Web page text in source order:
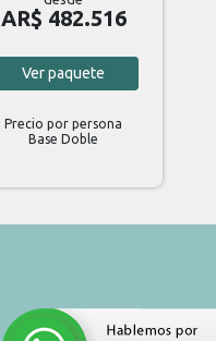
AR$ 482.516
Verpaquete
Precio por persona
Base Doble